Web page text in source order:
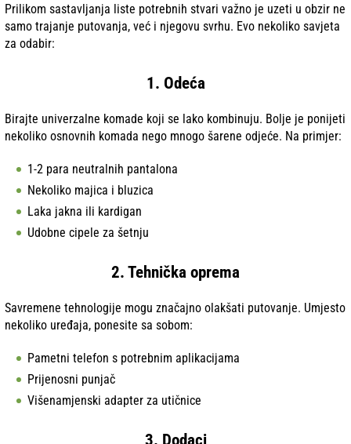
Prilikom sastavljanja liste potrebnih stvari važno je uzeti u obzir ne
samo trajanje putovanja, već i njegovu svrhu. Evo nekoliko savjeta
za odabir:
1. Odeća
Birajte univerzalne komade koji se lako kombinuju. Bolje je ponijeti
nekoliko osnovnih komada nego mnogo šarene odjeće. Na primjer:
1-2 para neutralnih pantalona
Nekoliko majica i bluzica
Laka jakna ili kardigan
Udobne cipele za šetnju
2. Tehnička oprema
Savremene tehnologije mogu značajno olakšati putovanje. Umjesto
nekoliko uređaja, ponesite sa sobom:
Pametni telefon s potrebnim aplikacijama
Prijenosni punjač
Višenamjenski adapter za utičnice
3. Dodaci